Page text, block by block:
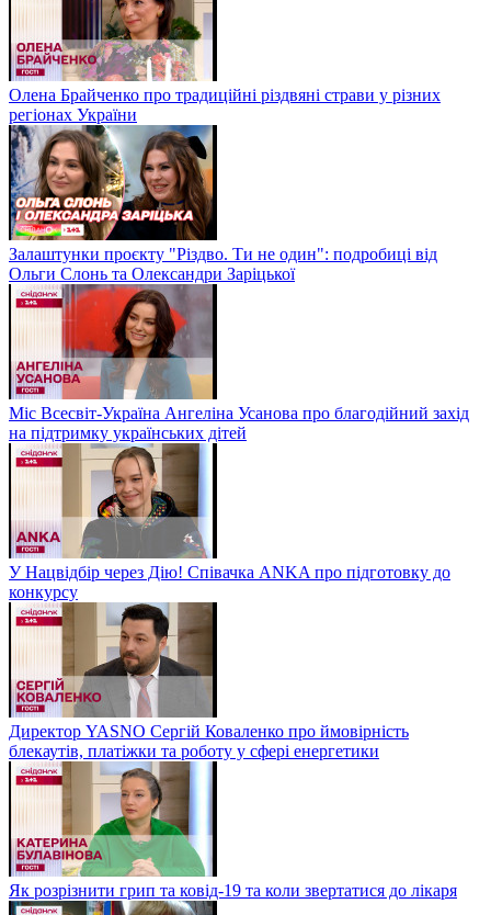
Олена Брайченко про традиційні різдвяні страви у різних
регіонах України
Залаштунки проєкту "Різдво. Ти не один": подробиці від
Ольги Слонь та Олександри Заріцької
Міс Всесвіт-Україна Ангеліна Усанова про благодійний захід
на підтримку українських дітей
У Нацвідбір через Дію! Співачка ANKA про підготовку до
конкурсу
Директор YASNO Сергій Коваленко про ймовірність
блекаутів, платіжки та роботу у сфері енергетики
Як розрізнити грип та ковід-19 та коли звертатися до лікаря